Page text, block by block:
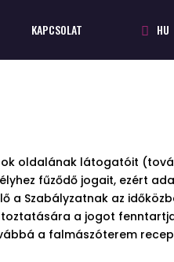
KAPCSOLAT HU
oldalának látogatóit
fűződő jogait, ezért
a Szabályzatnak az
a jogot
a falmászóterem